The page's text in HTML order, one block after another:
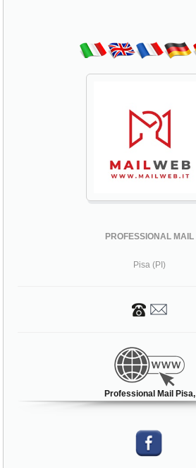
PROFESSIONAL MAIL
Pisa (PI)
Professional Mail Pisa,